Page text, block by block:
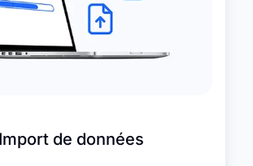
Import de données